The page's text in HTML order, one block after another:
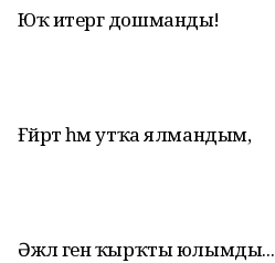
Юҡ итергә дошманды!
Ғәйрәт һәм утҡа ялмандым,
Әжәл генә ҡырҡты юлымды...